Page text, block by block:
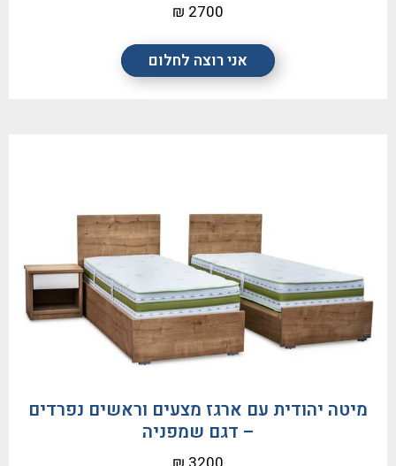
אני רוצה לחלום
2700 ₪
מיטה יהודית עם ארגז מצעים וראשים נפרדים
– דגם שמפניה